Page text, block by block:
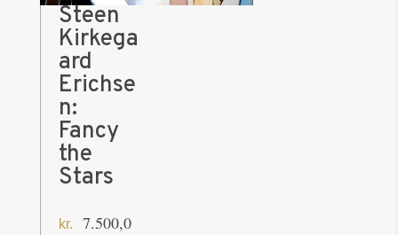
Steen
Kirkega
ard
Erichse
n:
Fancy
the
Stars
kr.
7.500,0